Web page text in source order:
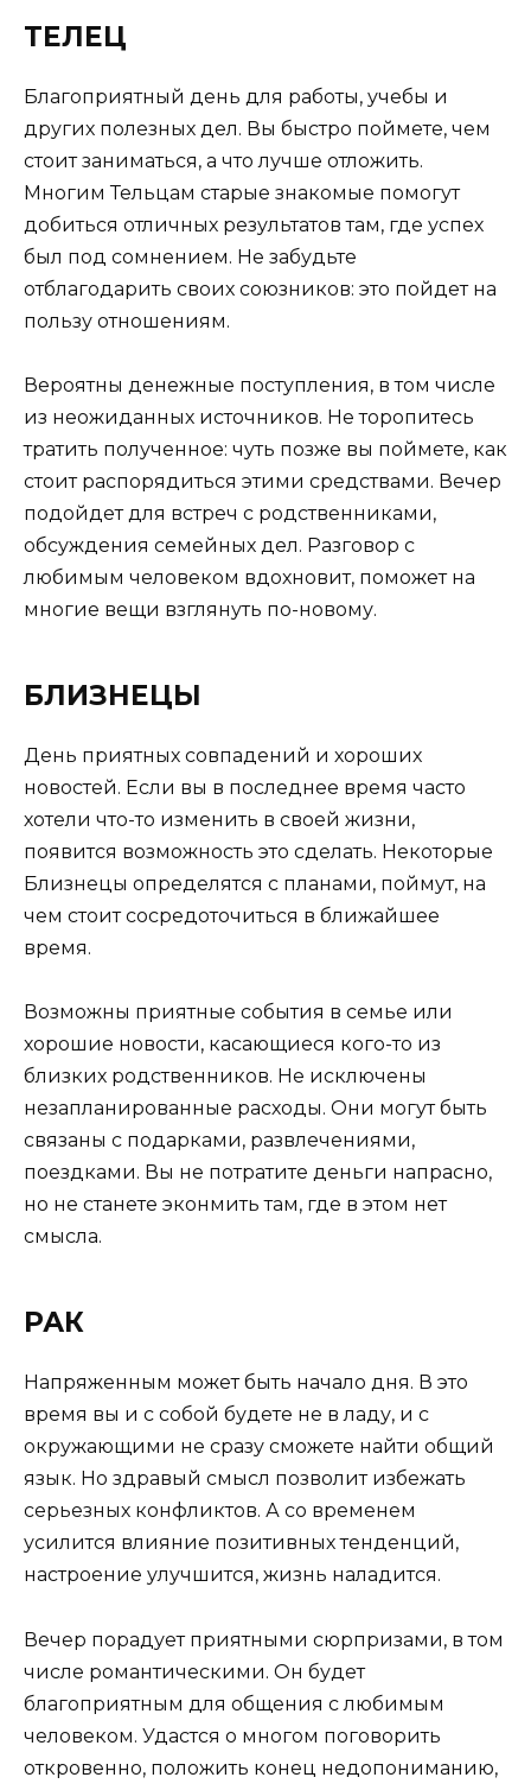
ТЕЛЕЦ
Благоприятный день для работы, учебы и
других полезных дел. Вы быстро поймете, чем
стоит заниматься, а что лучше отложить.
Многим Тельцам старые знакомые помогут
добиться отличных результатов там, где успех
был под сомнением. Не забудьте
отблагодарить своих союзников: это пойдет на
пользу отношениям.
Вероятны денежные поступления, в том числе
из неожиданных источников. Не торопитесь
тратить полученное: чуть позже вы поймете, как
стоит распорядиться этими средствами. Вечер
подойдет для встреч с родственниками,
обсуждения семейных дел. Разговор с
любимым человеком вдохновит, поможет на
многие вещи взглянуть по-новому.
БЛИЗНЕЦЫ
День приятных совпадений и хороших
новостей. Если вы в последнее время часто
хотели что-то изменить в своей жизни,
появится возможность это сделать. Некоторые
Близнецы определятся с планами, поймут, на
чем стоит сосредоточиться в ближайшее
время.
Возможны приятные события в семье или
хорошие новости, касающиеся кого-то из
близких родственников. Не исключены
незапланированные расходы. Они могут быть
связаны с подарками, развлечениями,
поездками. Вы не потратите деньги напрасно,
но не станете эконмить там, где в этом нет
смысла.
РАК
Напряженным может быть начало дня. В это
время вы и с собой будете не в ладу, и с
окружающими не сразу сможете найти общий
язык. Но здравый смысл позволит избежать
серьезных конфликтов. А со временем
усилится влияние позитивных тенденций,
настроение улучшится, жизнь наладится.
Вечер порадует приятными сюрпризами, в том
числе романтическими. Он будет
благоприятным для общения с любимым
человеком. Удастся о многом поговорить
откровенно, положить конец недопониманию,